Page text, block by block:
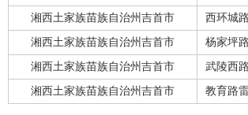
湘西土家族苗族自治州吉首市 西环城
湘西土家族苗族自治州吉首市 杨家坪路
湘西土家族苗族自治州吉首市 武陵西
湘西土家族苗族自治州吉首市 教育路